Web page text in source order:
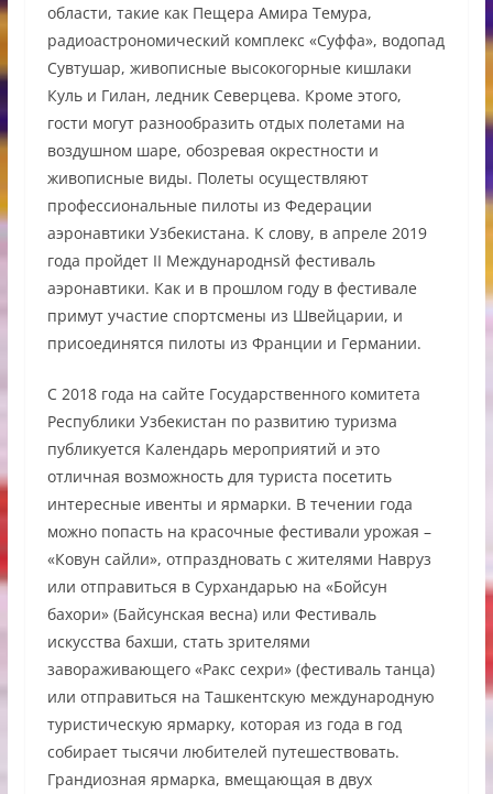
области, такие как Пещера Амира Темура,
радиоастрономический комплекс «Суффа», водопад
Сувтушар, живописные высокогорные кишлаки
Куль и Гилан, ледник Северцева. Кроме этого,
гости могут разнообразить отдых полетами на
воздушном шаре, обозревая окрестности и
живописные виды. Полеты осуществляют
профессиональные пилоты из Федерации
аэронавтики Узбекистана. К слову, в апреле 2019
года пройдет II Международнsй фестиваль
аэронавтики. Как и в прошлом году в фестивале
примут участие спортсмены из Швейцарии, и
присоединятся пилоты из Франции и Германии.
С 2018 года на сайте Государственного комитета
Республики Узбекистан по развитию туризма
публикуется Календарь мероприятий и это
отличная возможность для туриста посетить
интересные ивенты и ярмарки. В течении года
можно попасть на красочные фестивали урожая –
«Ковун сайли», отпраздновать с жителями Навруз
или отправиться в Сурхандарью на «Бойсун
бахори» (Байсунская весна) или Фестиваль
искусства бахши, стать зрителями
завораживающего «Ракс сехри» (фестиваль танца)
или отправиться на Ташкентскую международную
туристическую ярмарку, которая из года в год
собирает тысячи любителей путешествовать.
Грандиозная ярмарка, вмещающая в двух